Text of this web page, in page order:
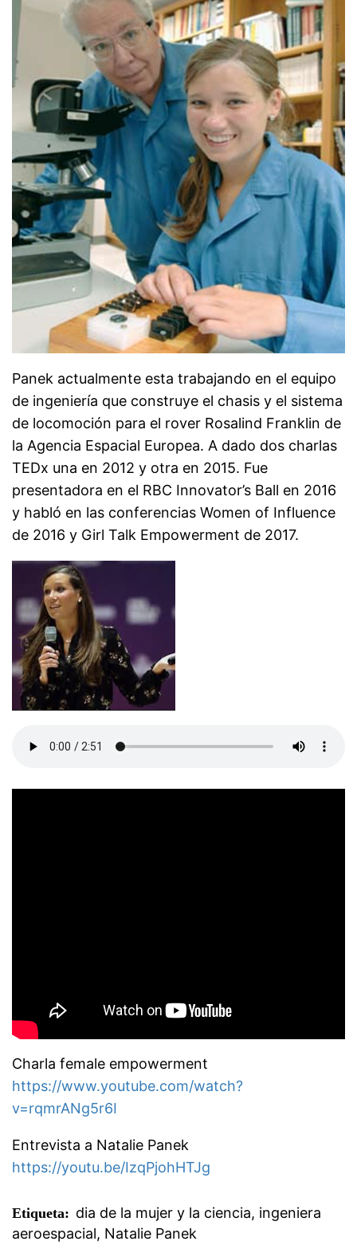
Panek actualmente esta trabajando en el equipo
de ingeniería que construye el chasis y el sistema
de locomoción para el rover Rosalind Franklin de
la Agencia Espacial Europea. A dado dos charlas
TEDx una en 2012 y otra en 2015. Fue
presentadora en el RBC Innovator’s Ball en 2016
y habló en las conferencias Women of Influence
de 2016 y Girl Talk Empowerment de 2017.
Charla female empowerment
https://www.youtube.com/watch?
v=rqmrANg5r6I
Entrevista a Natalie Panek
https://youtu.be/IzqPjohHTJg
Etiqueta: dia de la mujer y la ciencia, ingeniera
aeroespacial, Natalie Panek